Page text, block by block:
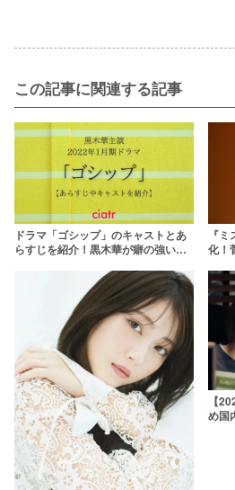
この記事に関連する記事
ドラマ「ゴシップ」のキャストとあ
らすじを紹介！黒木華が癖の強いヒ
『
化！
【
め国